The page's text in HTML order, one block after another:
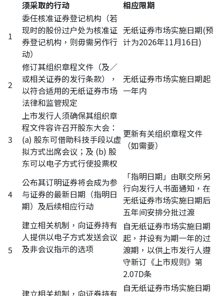
须采取的行动 相应限期
1
委任核准证券登记机构（若
现时的股份过户处为核准证
券登记机构，则毋需另作行
动）
无纸证券市场实施日期(预
计为2026年11月16日)
2
修订其组织章程文件（及／
或相关证券的发行条款），
以符合适用的无纸证券市场
法律和监管规定
无纸证券市场实施日期起
一年内
3
上市发行人须确保其组织章
程文件容许召开股东大会：
(a) 股东可借助科技手段以虚
拟方式出席会议；及 (b) 股
东可以电子方式行使投票权
更新有关组织章程文件
（如需要）
4
公布其订明证券将会成为参
与证券的最新日期（指明日
期）及后续相应行动
「指明日期」由联交所另
行向发行人书面通知，在
无纸证券市场实施日期后
五年间安排分批过渡
5
建立相关机制，向证券持有
人提供以电子方式发送会议
及非会议指示的选项
自无纸证券市场实施日期
起，并设有为期一年的过
渡期，以供上市发行人遵
守新订《上市规则》第
2.07D条
建立相关机制，向证券持有 自无纸证券市场实施日期